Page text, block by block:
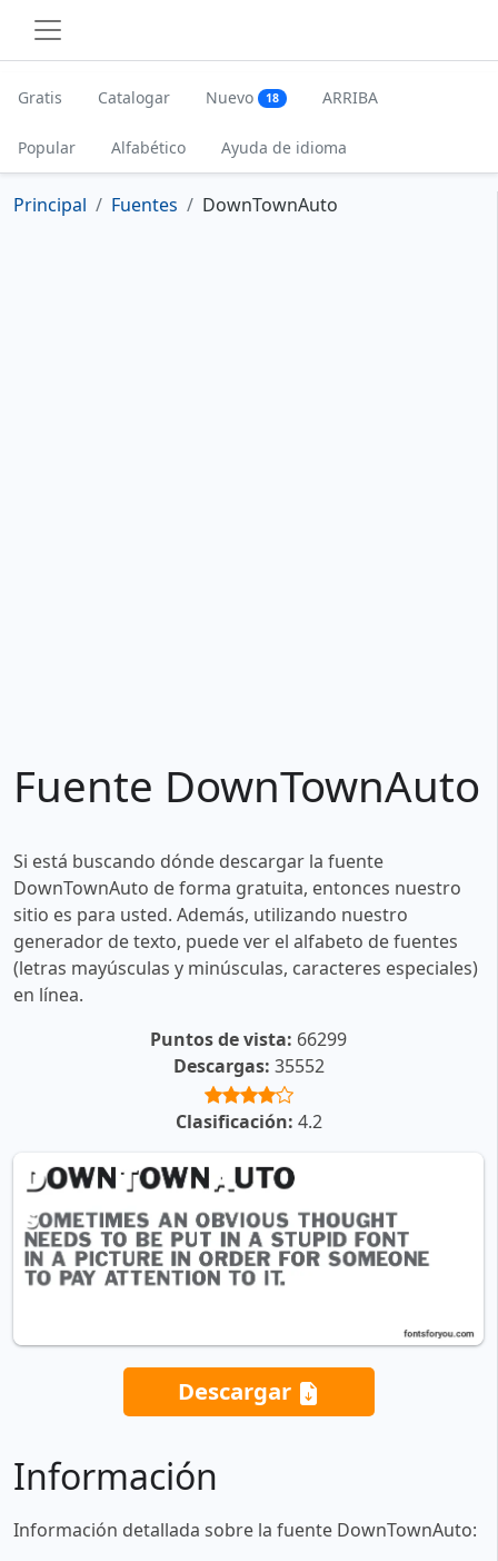
Gratis Catalogar Nuevo 18 ARRIBA
Popular Alfabético Ayuda de idioma
Principal Fuentes DownTownAuto
Fuente DownTownAuto
Si está buscando dónde descargar la fuente
DownTownAuto de forma gratuita, entonces nuestro
sitio es para usted. Además, utilizando nuestro
generador de texto, puede ver el alfabeto de fuentes
(letras mayúsculas y minúsculas, caracteres especiales)
en línea.
Puntos de vista: 66299
Descargas: 35552
Clasificación: 4.2
Descargar
Información
Información detallada sobre la fuente DownTownAuto: